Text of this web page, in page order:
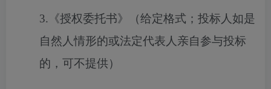
3.《授权委托书》（给定格式；投标人如是
自然人情形的或法定代表人亲自参与投标
的，可不提供）